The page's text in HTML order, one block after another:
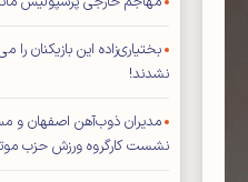
بختیاری‌زاده این بازیکنان
نشدند!
مدیران ذوب‌آهن اصفهان و
نشست کارگروه ورزش حزب